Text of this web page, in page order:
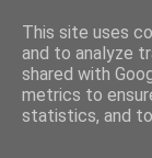
This site uses
and to analyze
shared with
metrics to
statistics, and